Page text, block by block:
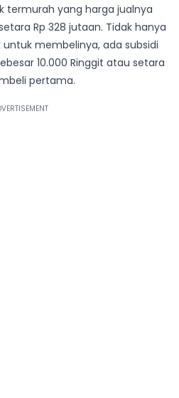
termurah yang harga jualnya
Rp 328 jutaan. Tidak hanya
membelinya, ada subsidi
10.000 Ringgit atau setara
pertama.